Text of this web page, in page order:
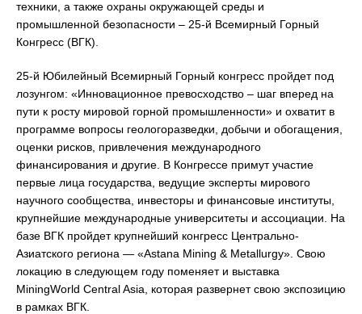
техники, а также охраны окружающей среды и
промышленной безопасности – 25-й Всемирный Горный
Конгресс (ВГК).
25-й Юбилейный Всемирный Горный конгресс пройдет под
лозунгом: «Инновационное превосходство – шаг вперед на
пути к росту мировой горной промышленности» и охватит в
программе вопросы геологоразведки, добычи и обогащения,
оценки рисков, привлечения международного
финансирования и другие. В Конгрессе примут участие
первые лица государства, ведущие эксперты мирового
научного сообщества, инвесторы и финансовые институты,
крупнейшие международные университеты и ассоциации. На
базе ВГК пройдет крупнейший конгресс Центрально-
Азиатского региона — «Astana Mining & Metallurgy». Свою
локацию в следующем году поменяет и выставка
MiningWorld Central Asia, которая развернет свою экспозицию
в рамках ВГК.